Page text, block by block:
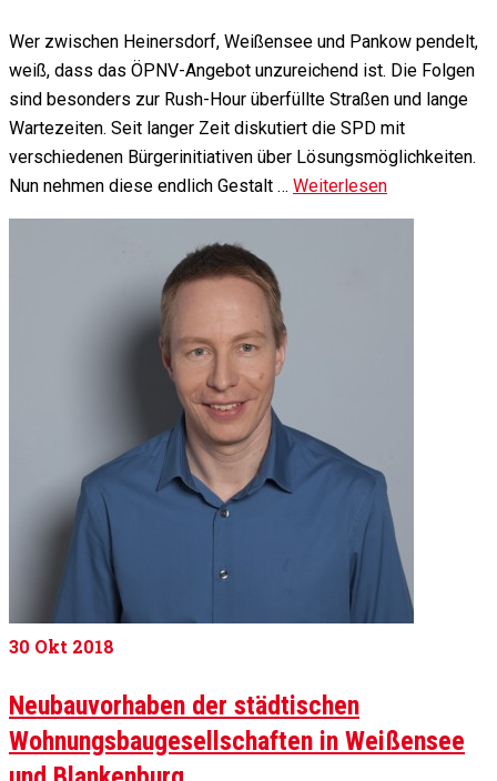
Wer zwischen Heinersdorf, Weißensee und Pankow pendelt,
weiß, dass das ÖPNV-Angebot unzureichend ist. Die Folgen
sind besonders zur Rush-Hour überfüllte Straßen und lange
Wartezeiten. Seit langer Zeit diskutiert die SPD mit
verschiedenen Bürgerinitiativen über Lösungsmöglichkeiten.
Nun nehmen diese endlich Gestalt … Weiterlesen
30 Okt 2018
Neubauvorhaben der städtischen
Wohnungsbaugesellschaften in Weißensee